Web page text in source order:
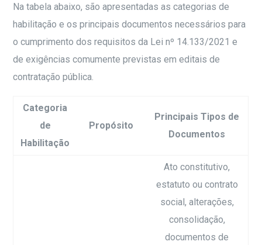
Na tabela abaixo, são apresentadas as categorias de
habilitação e os principais documentos necessários para
o cumprimento dos requisitos da Lei nº 14.133/2021 e
de exigências comumente previstas em editais de
contratação pública.
Categoria
de
Habilitação
Propósito
Principais Tipos de
Documentos
Ato constitutivo,
estatuto ou contrato
social, alterações,
consolidação,
documentos de